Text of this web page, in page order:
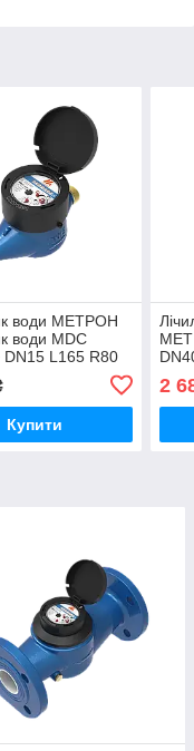
води МЕТРОН
води MDC
DN15 L165 R80
Купити
2